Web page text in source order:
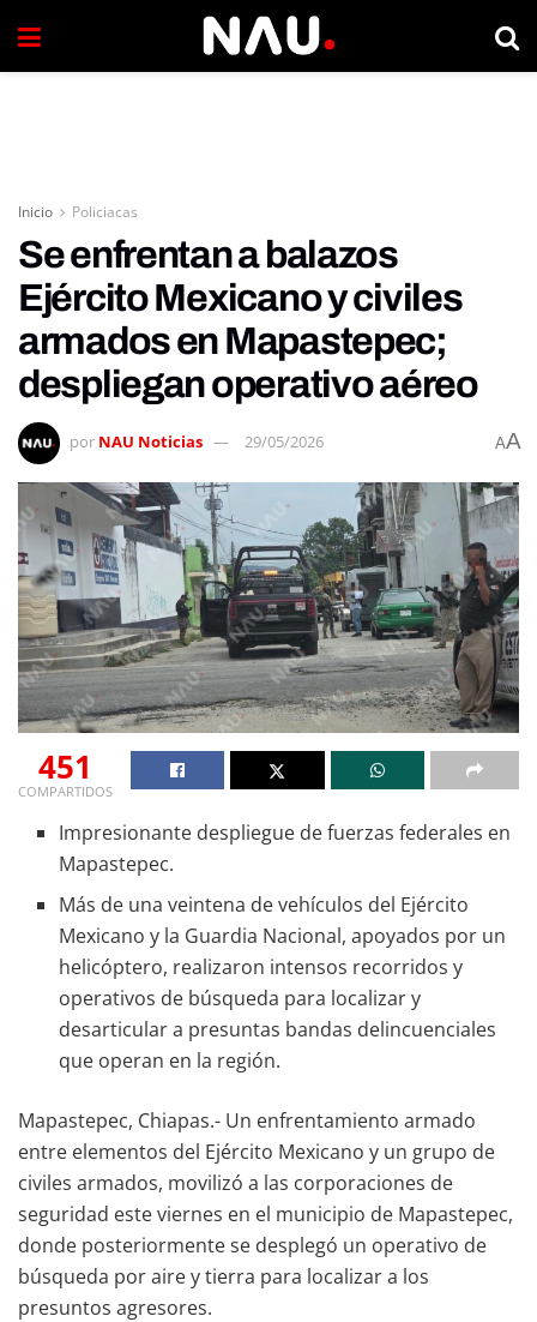
Inicio Policiacas
Se enfrentan a balazos
Ejército Mexicano y civiles
armados en Mapastepec;
despliegan operativo aéreo
por NAU Noticias 29/05/2026 AA
451
COMPARTIDOS
Impresionante despliegue de fuerzas federales en
Mapastepec.
Más de una veintena de vehículos del Ejército
Mexicano y la Guardia Nacional, apoyados por un
helicóptero, realizaron intensos recorridos y
operativos de búsqueda para localizar y
desarticular a presuntas bandas delincuenciales
que operan en la región.
Mapastepec, Chiapas.- Un enfrentamiento armado
entre elementos del Ejército Mexicano y un grupo de
civiles armados, movilizó a las corporaciones de
seguridad este viernes en el municipio de Mapastepec,
donde posteriormente se desplegó un operativo de
búsqueda por aire y tierra para localizar a los
presuntos agresores.